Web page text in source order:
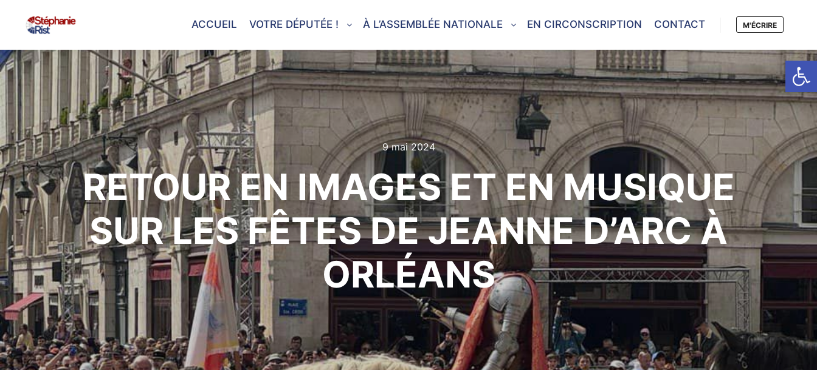
Ouvrir
ACCUEIL VOTRE DÉPUTÉE ! À L’ASSEMBLÉE NATIONALE EN CIRCONSCRIPTION CONTACT M'ÉCRIRE
9 mai 2024
RETOUR EN IMAGES ET EN MUSIQUE
SUR LES FÊTES DE JEANNE D’ARC À
ORLÉANS